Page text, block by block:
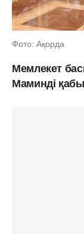
Фото: Ақорда
Мемлекет
Маминді